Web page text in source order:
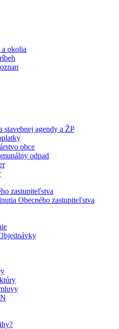
okolia
stavebnej agendy a ŽP
obce
odpad
zastupiteľstva
Obecného zastupiteľstva